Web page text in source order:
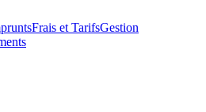
Frais et TarifsGestion